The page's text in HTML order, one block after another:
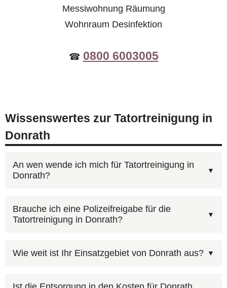
Messiwohnung Räumung
Wohnraum Desinfektion
☎ 0800 6003005
Wissenswertes zur Tatortreinigung in
Donrath
An wen wende ich mich für Tatortreinigung in
Donrath?
Für Tatortreinigung in Donrath erreichen Sie uns
unter0800 6003005(kostenlos, 24/7). Schildern
alles Weitere. Sie können auch unser
Brauche ich eine Polizeifreigabe für die
Tatortreinigung in Donrath?
Wichtig: Bei polizeilichen Ermittlungen die
Versicherung laufen — wir helfen bei der
Wie weit ist Ihr Einsatzgebiet von Donrath aus?
Ja, in Donrath und der gesamten Region